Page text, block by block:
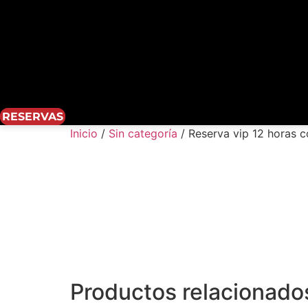
RESERVAS
Inicio / Sin categoría / Reserva vip 12 horas
Productos